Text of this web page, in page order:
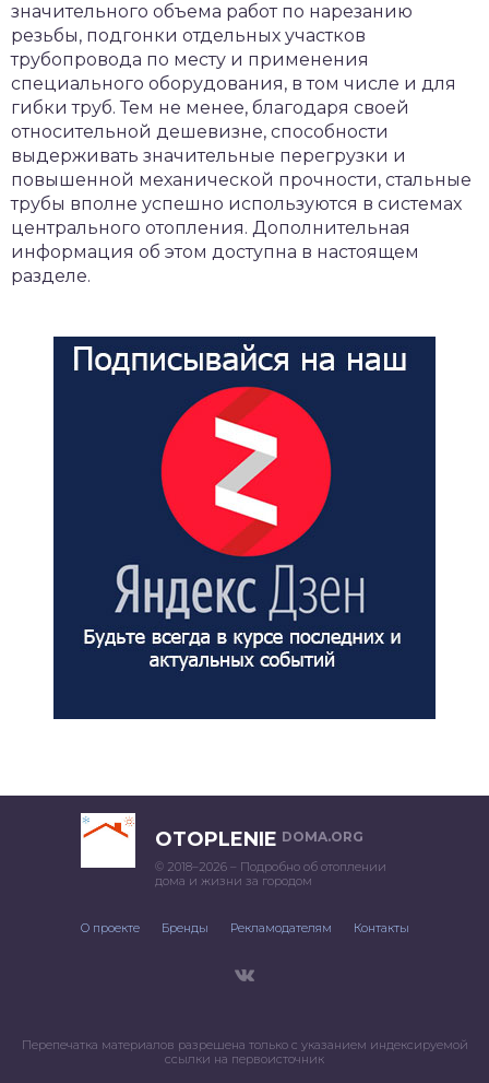
значительного объема работ по нарезанию
резьбы, подгонки отдельных участков
трубопровода по месту и применения
специального оборудования, в том числе и для
гибки труб. Тем не менее, благодаря своей
относительной дешевизне, способности
выдерживать значительные перегрузки и
повышенной механической прочности, стальные
трубы вполне успешно используются в системах
центрального отопления. Дополнительная
информация об этом доступна в настоящем
разделе.
OTOPLENIE DOMA.ORG
© 2018–2026 – Подробно об отоплении
дома и жизни за городом
О проекте Бренды Рекламодателям Контакты
Перепечатка материалов разрешена только с указанием индексируемой
ссылки на первоисточник